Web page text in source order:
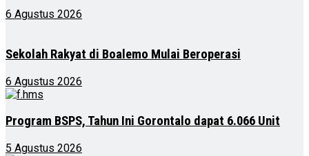
6 Agustus 2026
Sekolah Rakyat di Boalemo Mulai Beroperasi
6 Agustus 2026
Program BSPS, Tahun Ini Gorontalo dapat 6.066 Unit
5 Agustus 2026